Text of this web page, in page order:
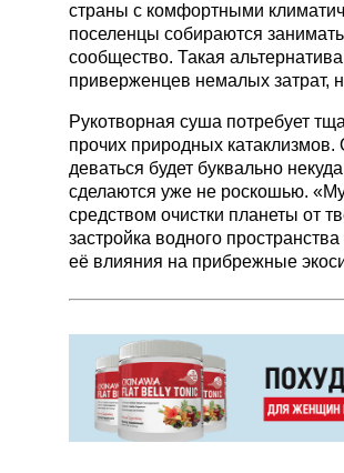
страны с комфортными
поселенцы собираются
сообщество. Такая
приверженцев немалых затрат,
Рукотворная суша потребует
прочих природных
деваться будет буквально
сделаются уже не роскошью.
средством очистки планеты от
застройка водного
её влияния на прибрежные